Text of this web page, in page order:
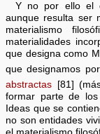
Y no por ello el
aunque resulta ser
materialismo
materialidades
que designa como M
que designamos
abstractas [81]
formar parte de los
Ideas que se
no son entidades